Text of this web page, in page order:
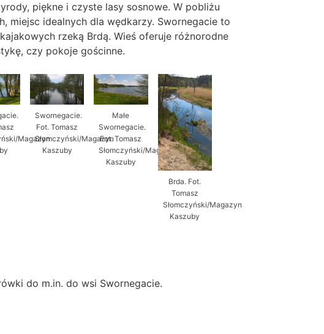
piękne i czyste lasy sosnowe. W pobliżu
miejsc idealnych dla wędkarzy. Swornegacie to
rzeką Brdą. Wieś oferuje różnorodne
czy pokoje gościnne.
Magazyn
Swornegacie.
Fot. Tomasz
Słomczyński/Magazyn
Kaszuby
Małe
Swornegacie.
Fot. Tomasz
Słomczyński/Magazyn
Kaszuby
Brda. Fot.
Tomasz
Słomczyński/Magazyn
Kaszuby
do m.in. do wsi Swornegacie.